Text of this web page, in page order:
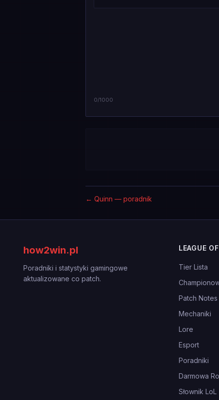
0/1000
← Quinn — poradnik
how2win.pl
Poradniki i statystyki gamingowe
aktualizowane co patch.
LEAGUE
Tier Lista
Patch Notes
Mechaniki
Lore
Esport
Poradniki
Darmowa
Słownik LoL